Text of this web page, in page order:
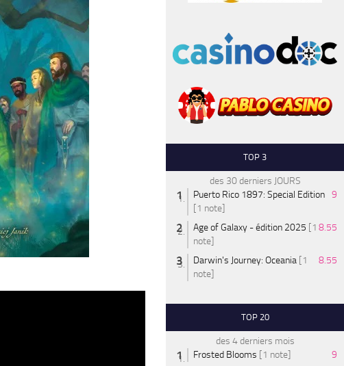
TOP 3
des 30 derniers JOURS
Puerto Rico 1897: Special Edition
[1 note]
9
Age of Galaxy - édition 2025 [1
note]
8.55
Darwin's Journey: Oceania [1
note]
8.55
TOP 20
des 4 derniers mois
Frosted Blooms [1 note]
9